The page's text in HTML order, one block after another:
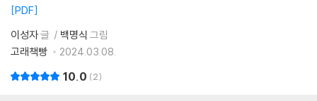
PDF
이성자글 백명식 그림
고래책빵
2024.03.08.
10.0 2